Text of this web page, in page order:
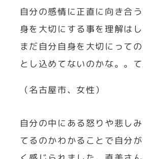
自分の感情に正直に向き合
身を大切にする事を理解はし
まだ自分自身を大切にって
とし込めてないのかな。。て
（名古屋市、女性）
自分の中にある怒りや悲し
てるのかわかることで自分